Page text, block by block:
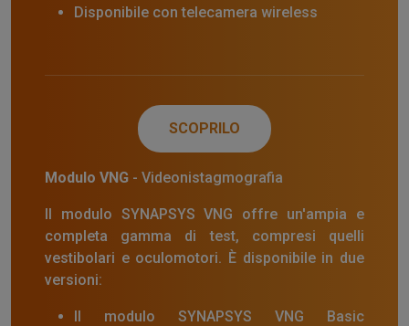
Disponibile con telecamera wireless
SCOPRILO
Modulo VNG - Videonistagmografia
Il modulo SYNAPSYS VNG offre un'ampia e
completa gamma di test, compresi quelli
vestibolari e oculomotori. È disponibile in due
versioni:
Il modulo SYNAPSYS VNG Basic